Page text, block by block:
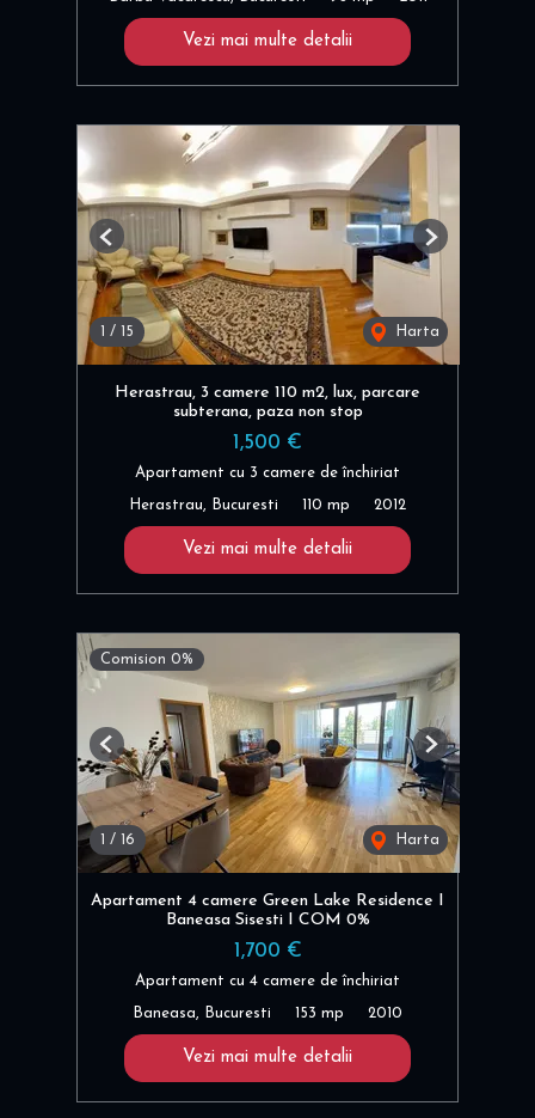
Vezi mai multe detalii
1 / 15 Harta
Previous Next
Herastrau, 3 camere 110 m2, lux, parcare
subterana, paza non stop
1,500 €
Apartament cu 3 camere de închiriat
Herastrau, Bucuresti 110 mp 2012
Vezi mai multe detalii
Comision 0%
1 / 16 Harta
Previous Next
Apartament 4 camere Green Lake Residence I
Baneasa Sisesti I COM 0%
1,700 €
Apartament cu 4 camere de închiriat
Baneasa, Bucuresti 153 mp 2010
Vezi mai multe detalii